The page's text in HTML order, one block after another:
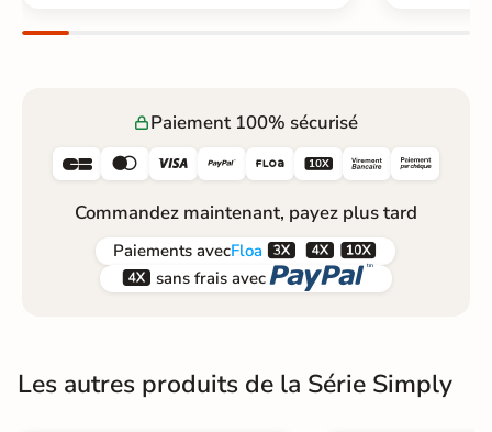
Paiement 100% sécurisé
     
Commandez maintenant, payez plus tard
Paiements avecFloa  
 sans frais avec 
Les autres produits de la Série Simply